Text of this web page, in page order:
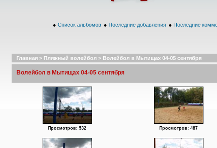
● Список альбомов ● Последние добавления ● Последние
Главная > Пляжный волейбол > Волейбол в Мытищах 04-05 сентября
Волейбол в Мытищах 04-05 сентября
Просмотров: 532 Просмотров: 487